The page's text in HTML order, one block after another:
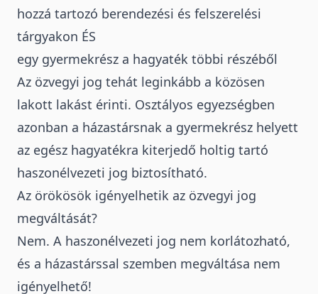
hozzá tartozó berendezési és felszerelési
tárgyakon ÉS
egy gyermekrész a hagyaték többi részéből
Az özvegyi jog tehát leginkább a közösen
lakott lakást érinti. Osztályos egyezségben
azonban a házastársnak a gyermekrész helyett
az egész hagyatékra kiterjedő holtig tartó
haszonélvezeti jog biztosítható.
Az örökösök igényelhetik az özvegyi jog
megváltását?
Nem. A haszonélvezeti jog nem korlátozható,
és a házastárssal szemben megváltása nem
igényelhető!